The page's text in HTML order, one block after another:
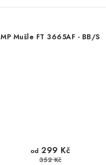
MP Mušle FT 3665AF - BB/S
od 299 Kč
352 Kč